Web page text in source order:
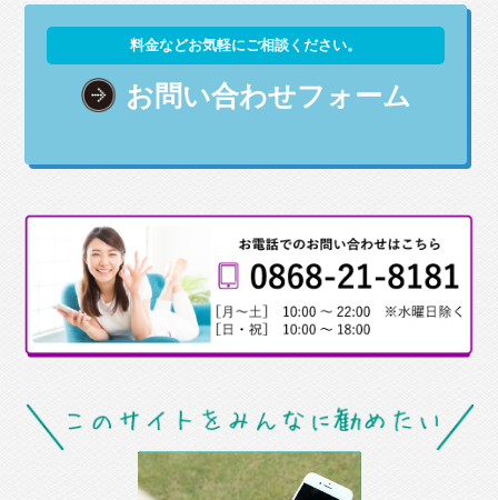
料金などお気軽にご相談ください。
お問い合わせフォーム